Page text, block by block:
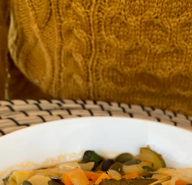
saudável. O segredo está no caldo de legumes!